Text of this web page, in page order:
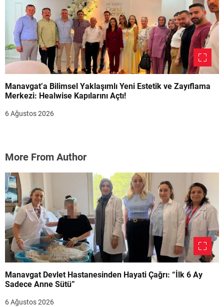
Manavgat’a Bilimsel Yaklaşımlı Yeni Estetik ve Zayıflama
Merkezi: Healwise Kapılarını Açtı!
6 Ağustos 2026
More From Author
Manavgat Devlet Hastanesinden Hayati Çağrı: “İlk 6 Ay
Sadece Anne Sütü”
6 Ağustos 2026